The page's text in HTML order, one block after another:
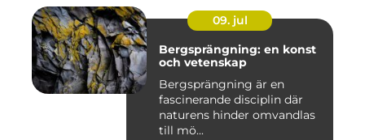
09. jul
Bergsprängning: en konst
och vetenskap
Bergsprängning är en
fascinerande disciplin där
naturens hinder omvandlas
till mö...